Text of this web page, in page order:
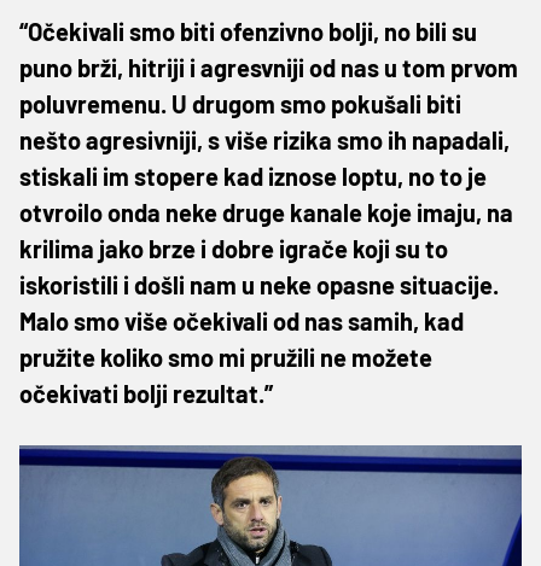
“Očekivali smo biti ofenzivno bolji, no bili su
puno brži, hitriji i agresvniji od nas u tom prvom
poluvremenu. U drugom smo pokušali biti
nešto agresivniji, s više rizika smo ih napadali,
stiskali im stopere kad iznose loptu, no to je
otvroilo onda neke druge kanale koje imaju, na
krilima jako brze i dobre igrače koji su to
iskoristili i došli nam u neke opasne situacije.
Malo smo više očekivali od nas samih, kad
pružite koliko smo mi pružili ne možete
očekivati bolji rezultat.”